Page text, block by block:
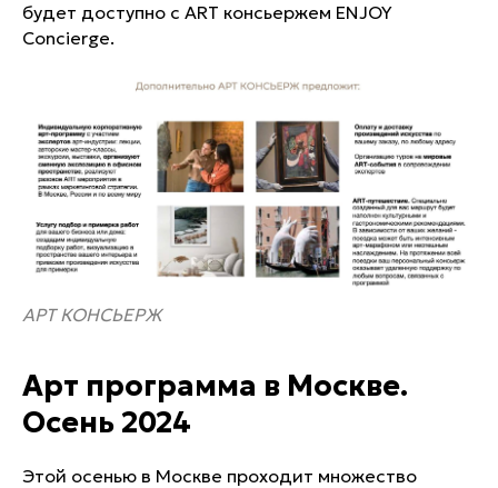
будет доступно с ART консьержем ENJOY
Concierge.
АРТ КОНСЬЕРЖ
Арт программа в Москве.
Осень 2024
Этой осенью в Москве проходит множество